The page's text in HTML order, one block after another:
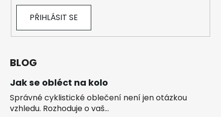
PŘIHLÁSIT SE
BLOG
Jak se obléct na kolo
Správné cyklistické oblečení není jen otázkou
vzhledu. Rozhoduje o vaš...